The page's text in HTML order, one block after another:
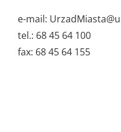
e-mail:
tel.: 68 45 64 100
fax: 68 45 64 155